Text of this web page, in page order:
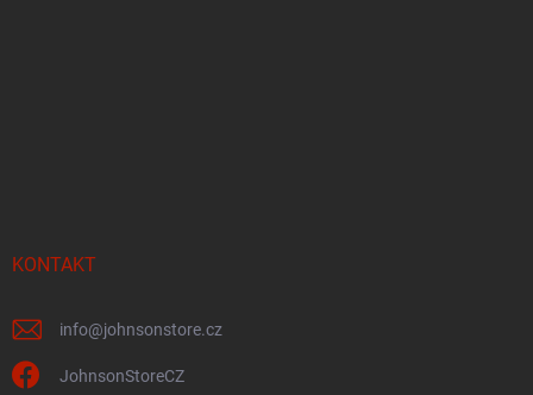
KONTAKT
info@johnsonstore.cz
JohnsonStoreCZ